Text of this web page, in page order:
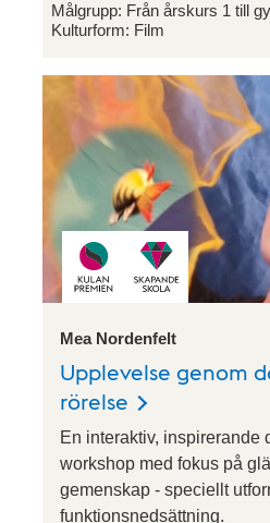
Målgrupp: Från årskurs 1 till
Kulturform: Film
Mea Nordenfelt
Upplevelse genom
rörelse
En interaktiv, inspirerande
workshop med fokus på
gemenskap - speciellt
funktionsnedsättning.